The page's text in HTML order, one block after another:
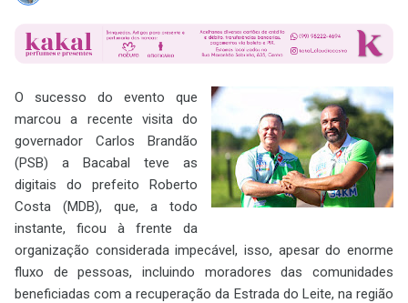
O sucesso do evento que
marcou a recente visita do
governador Carlos Brandão
(PSB) a Bacabal teve as
digitais do prefeito Roberto
Costa (MDB), que, a todo
instante, ficou à frente da
organização considerada impecável, isso, apesar do enorme
fluxo de pessoas, incluindo moradores das comunidades
beneficiadas com a recuperação da Estrada do Leite, na região